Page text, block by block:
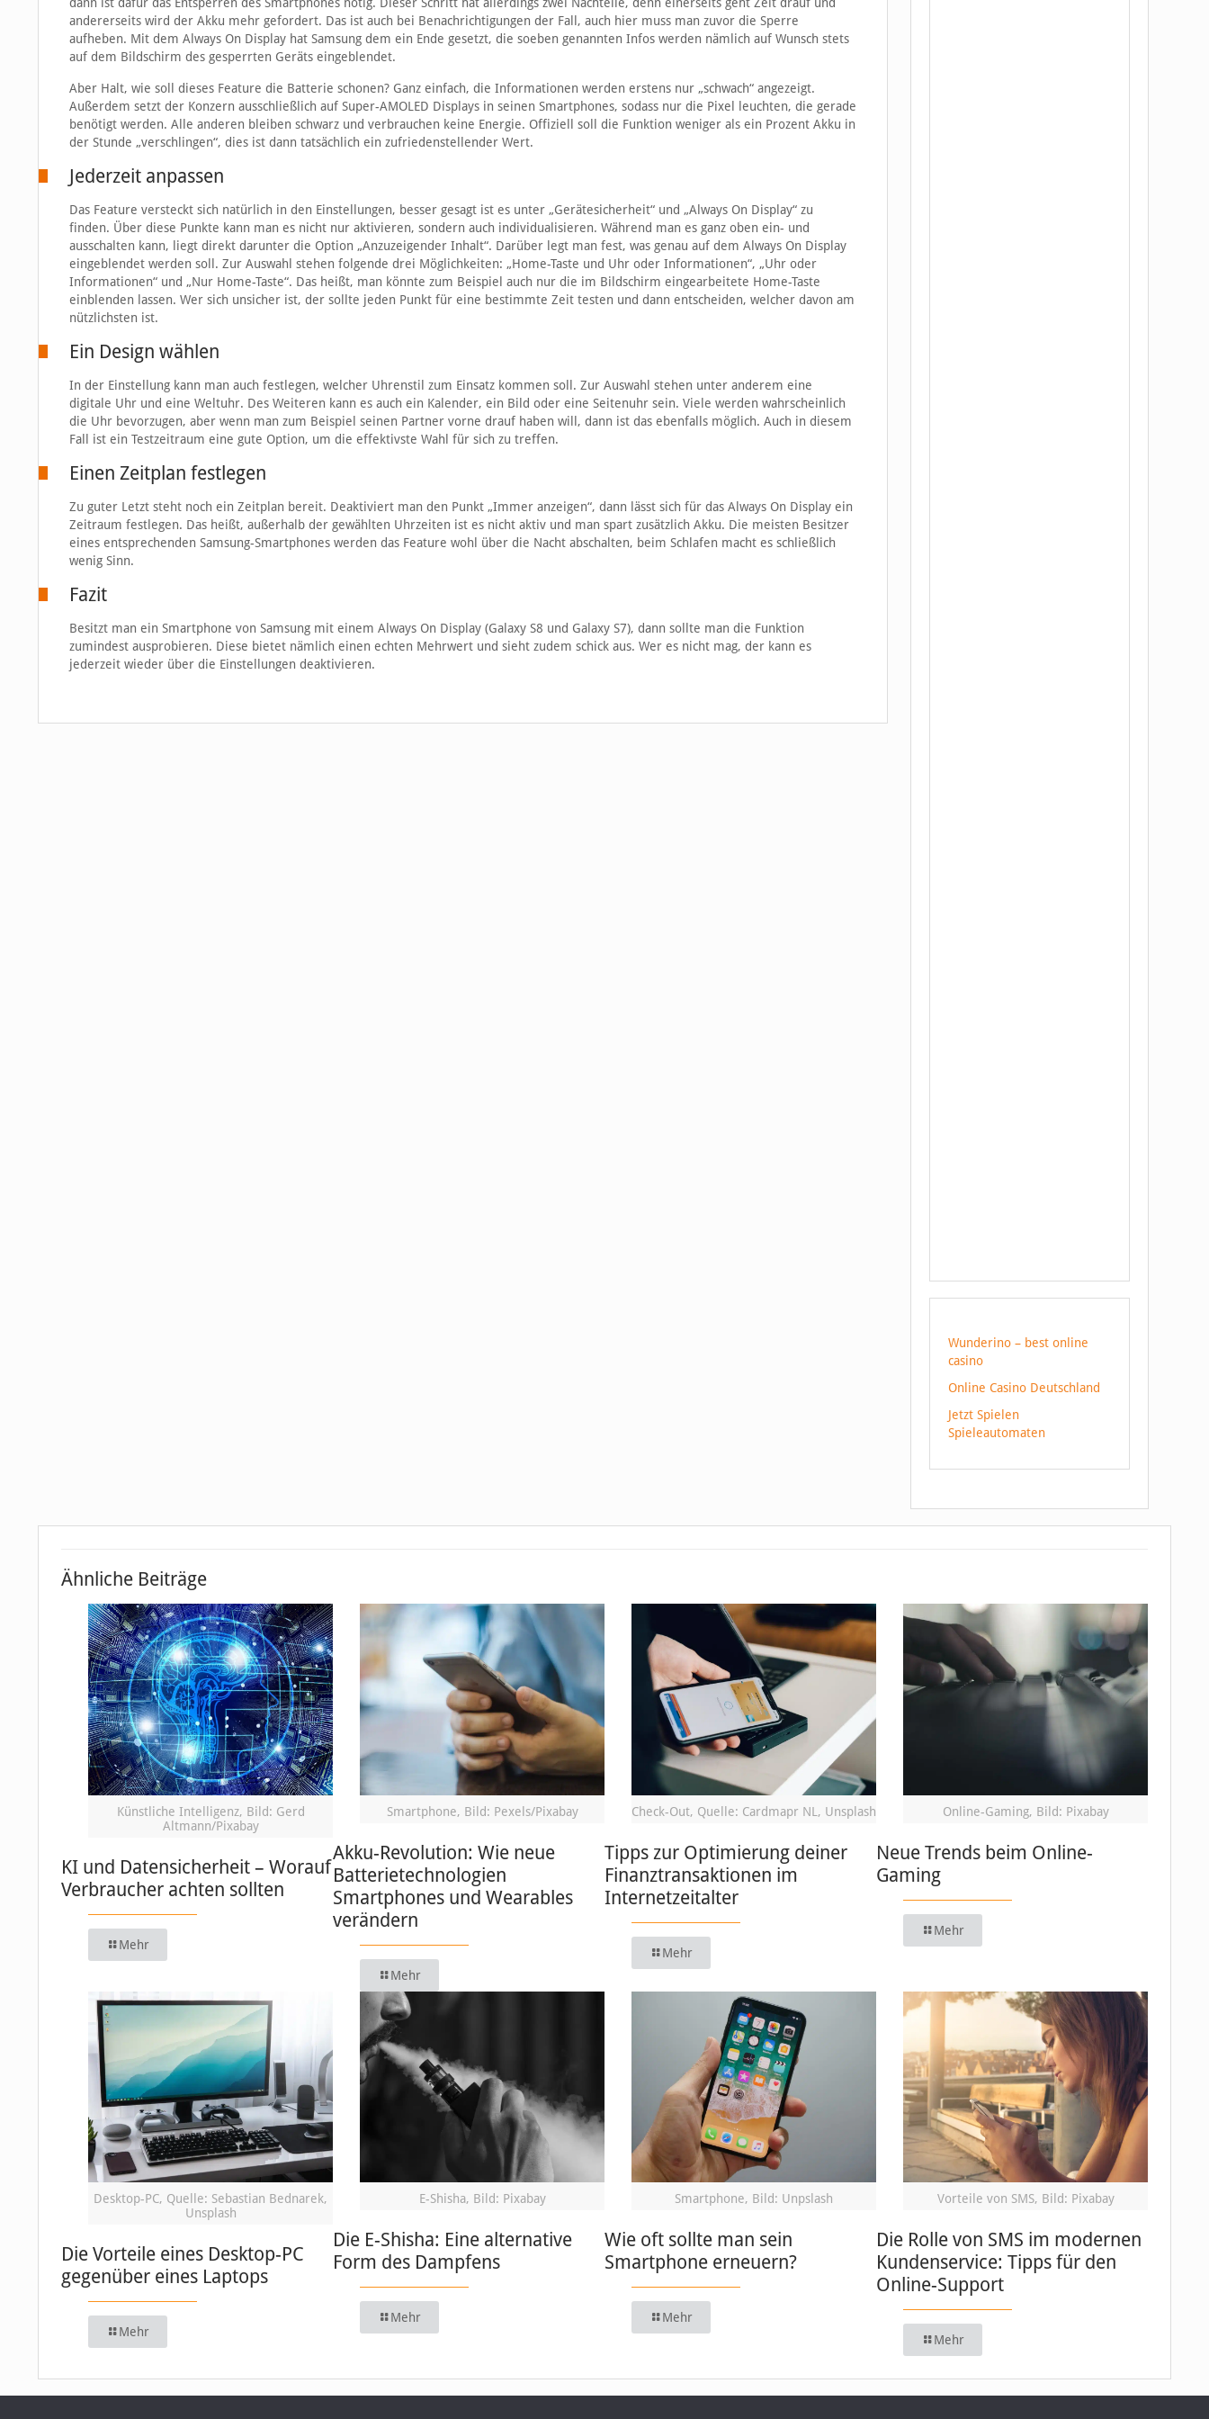
dann ist dafür das Entsperren des Smartphones nötig. Dieser Schritt hat allerdings zwei Nachteile, denn einerseits geht Zeit drauf und
andererseits wird der Akku mehr gefordert. Das ist auch bei Benachrichtigungen der Fall, auch hier muss man zuvor die Sperre
aufheben. Mit dem Always On Display hat Samsung dem ein Ende gesetzt, die soeben genannten Infos werden nämlich auf Wunsch stets
auf dem Bildschirm des gesperrten Geräts eingeblendet.
Aber Halt, wie soll dieses Feature die Batterie schonen? Ganz einfach, die Informationen werden erstens nur „schwach“ angezeigt.
Außerdem setzt der Konzern ausschließlich auf Super-AMOLED Displays in seinen Smartphones, sodass nur die Pixel leuchten, die gerade
benötigt werden. Alle anderen bleiben schwarz und verbrauchen keine Energie. Offiziell soll die Funktion weniger als ein Prozent Akku in
der Stunde „verschlingen“, dies ist dann tatsächlich ein zufriedenstellender Wert.
Jederzeit anpassen
Das Feature versteckt sich natürlich in den Einstellungen, besser gesagt ist es unter „Gerätesicherheit“ und „Always On Display“ zu
finden. Über diese Punkte kann man es nicht nur aktivieren, sondern auch individualisieren. Während man es ganz oben ein- und
ausschalten kann, liegt direkt darunter die Option „Anzuzeigender Inhalt“. Darüber legt man fest, was genau auf dem Always On Display
eingeblendet werden soll. Zur Auswahl stehen folgende drei Möglichkeiten: „Home-Taste und Uhr oder Informationen“, „Uhr oder
Informationen“ und „Nur Home-Taste“. Das heißt, man könnte zum Beispiel auch nur die im Bildschirm eingearbeitete Home-Taste
einblenden lassen. Wer sich unsicher ist, der sollte jeden Punkt für eine bestimmte Zeit testen und dann entscheiden, welcher davon am
nützlichsten ist.
Ein Design wählen
In der Einstellung kann man auch festlegen, welcher Uhrenstil zum Einsatz kommen soll. Zur Auswahl stehen unter anderem eine
digitale Uhr und eine Weltuhr. Des Weiteren kann es auch ein Kalender, ein Bild oder eine Seitenuhr sein. Viele werden wahrscheinlich
die Uhr bevorzugen, aber wenn man zum Beispiel seinen Partner vorne drauf haben will, dann ist das ebenfalls möglich. Auch in diesem
Fall ist ein Testzeitraum eine gute Option, um die effektivste Wahl für sich zu treffen.
Einen Zeitplan festlegen
Zu guter Letzt steht noch ein Zeitplan bereit. Deaktiviert man den Punkt „Immer anzeigen“, dann lässt sich für das Always On Display ein
Zeitraum festlegen. Das heißt, außerhalb der gewählten Uhrzeiten ist es nicht aktiv und man spart zusätzlich Akku. Die meisten Besitzer
eines entsprechenden Samsung-Smartphones werden das Feature wohl über die Nacht abschalten, beim Schlafen macht es schließlich
wenig Sinn.
Fazit
Besitzt man ein Smartphone von Samsung mit einem Always On Display (Galaxy S8 und Galaxy S7), dann sollte man die Funktion
zumindest ausprobieren. Diese bietet nämlich einen echten Mehrwert und sieht zudem schick aus. Wer es nicht mag, der kann es
jederzeit wieder über die Einstellungen deaktivieren.
Wunderino – best online
casino
Online Casino Deutschland
Jetzt Spielen
Spieleautomaten
Ähnliche Beiträge
Künstliche Intelligenz, Bild: Gerd
Altmann/Pixabay
KI und Datensicherheit – Worauf
Verbraucher achten sollten
Mehr
Smartphone, Bild: Pexels/Pixabay
Akku-Revolution: Wie neue
Batterietechnologien
Smartphones und Wearables
verändern
Mehr
Check-Out, Quelle: Cardmapr NL, Unsplash
Tipps zur Optimierung deiner
Finanztransaktionen im
Internetzeitalter
Mehr
Online-Gaming, Bild: Pixabay
Neue Trends beim Online-
Gaming
Mehr
Desktop-PC, Quelle: Sebastian Bednarek,
Unsplash
Die Vorteile eines Desktop-PC
gegenüber eines Laptops
Mehr
E-Shisha, Bild: Pixabay
Die E-Shisha: Eine alternative
Form des Dampfens
Mehr
Smartphone, Bild: Unpslash
Wie oft sollte man sein
Smartphone erneuern?
Mehr
Vorteile von SMS, Bild: Pixabay
Die Rolle von SMS im modernen
Kundenservice: Tipps für den
Online-Support
Mehr